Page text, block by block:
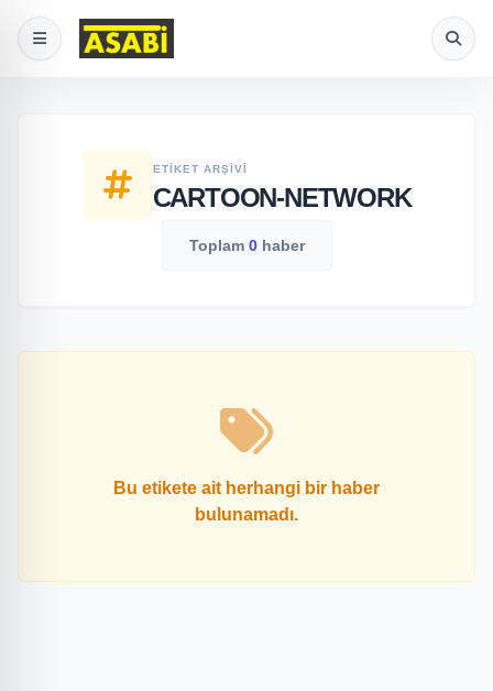
ETIKET ARŞIVI
CARTOON-NETWORK
Toplam 0haber
Bu etikete ait herhangi bir haber
bulunamadı.